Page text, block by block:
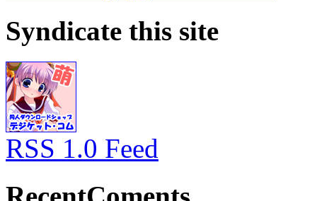
Syndicate this site
RSS 1.0 Feed